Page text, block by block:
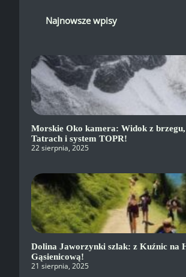
Najnowsze wpisy
Morskie Oko kamera: Widok z
Tatrach i system TOPR!
22 sierpnia, 2025
Dolina Jaworzynki szlak: z Kuźnic na
Gąsienicową!
21 sierpnia, 2025